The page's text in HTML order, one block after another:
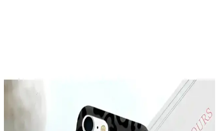
Sağlayan İnce Tasarım
McStorey MacBook Air Kılıfı, yüksek kaliteli TPU malzemeden
üretilmiş, şık tasarımıyla cihazınızı çizik ve darbelere karşı korur,
hafif ve estetik yapısıyla kullanım kolaylığı sağlar.